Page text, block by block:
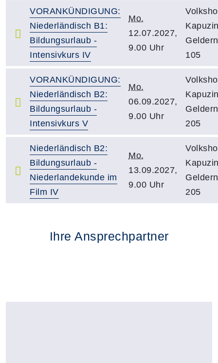
VORANKÜNDIGUNG:
Niederländisch B1:
Bildungsurlaub -
Intensivkurs IV
Mo.
12.07.2027,
9.00 Uhr
105
VORANKÜNDIGUNG:
Niederländisch B2:
Bildungsurlaub -
Intensivkurs V
Mo.
06.09.2027,
9.00 Uhr
205
Niederländisch B2:
Bildungsurlaub -
Niederlandekunde im
Film IV
Mo.
13.09.2027,
9.00 Uhr
205
Ihre Ansprechpartner